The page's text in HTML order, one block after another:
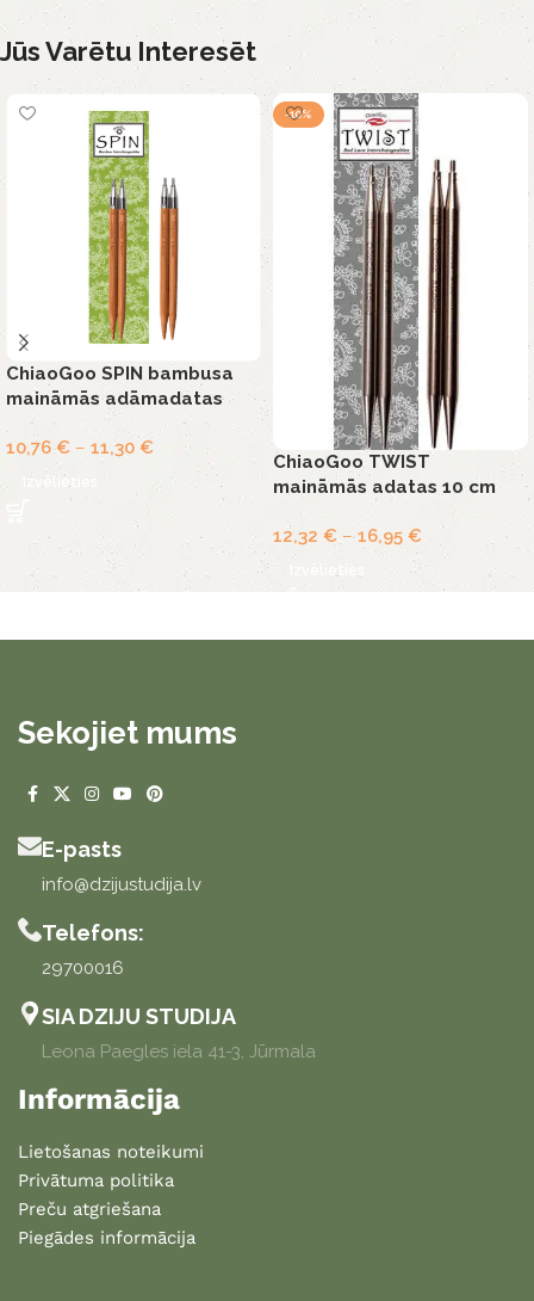
Jūs Varētu Interesēt
ChiaoGoo SPIN bambusa
maināmās adāmadatas
10,76€ – 11,30 €
Izvēlieties
-10%
ChiaoGoo TWIST
maināmās adatas 10 cm
12,32 € – 16,95 €
Izvēlieties
Sekojiet mums
E-pasts
info@dzijustudija.lv
Telefons:
29700016
SIA DZIJU STUDIJA
Leona Paegles iela 41-3, Jūrmala
Informācija
Lietošanas noteikumi
Privātuma politika
Preču atgriešana
Piegādes informācija